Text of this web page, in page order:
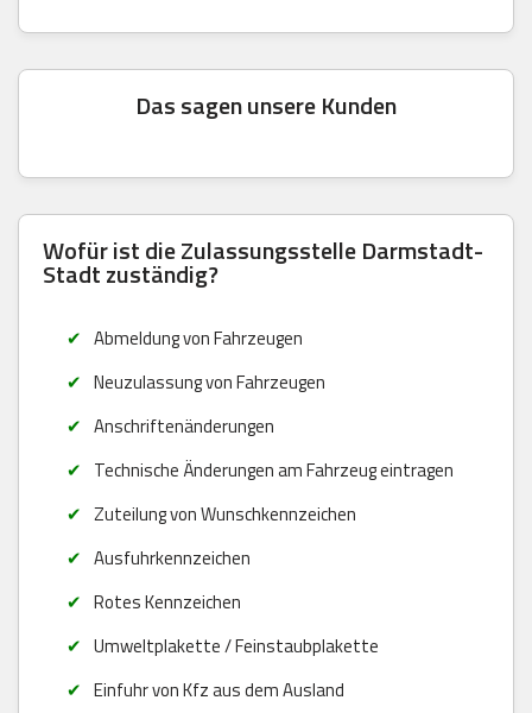
Das sagen unsere Kunden
Wofür ist die Zulassungsstelle Darmstadt-
Stadt zuständig?
Abmeldung von Fahrzeugen
Neuzulassung von Fahrzeugen
Anschriftenänderungen
Technische Änderungen am Fahrzeug eintragen
Zuteilung von Wunschkennzeichen
Ausfuhrkennzeichen
Rotes Kennzeichen
Umweltplakette / Feinstaubplakette
Einfuhr von Kfz aus dem Ausland